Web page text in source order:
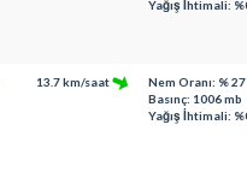
Yağış İhtimali:
13.7 km/saat
Nem Oranı: % 27
Basınç: 1006 mb
Yağış İhtimali: